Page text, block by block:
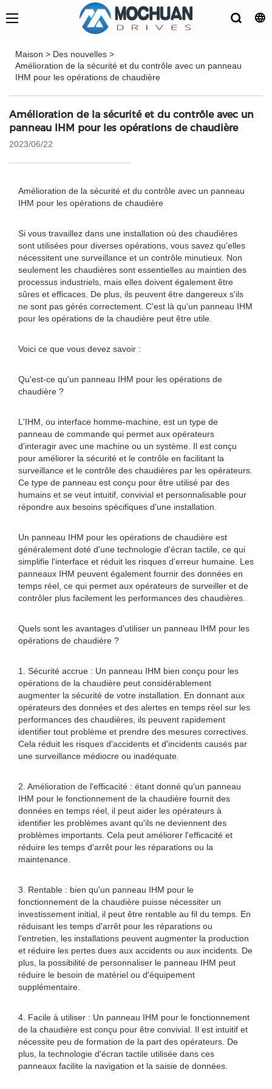
Maison > Des nouvelles >
Amélioration de la sécurité et du contrôle avec un panneau
IHM pour les opérations de chaudière
Amélioration de la sécurité et du contrôle avec un
panneau IHM pour les opérations de chaudière
2023/06/22
Amélioration de la sécurité et du contrôle avec un panneau
IHM pour les opérations de chaudière
Si vous travaillez dans une installation où des chaudières
sont utilisées pour diverses opérations, vous savez qu'elles
nécessitent une surveillance et un contrôle minutieux. Non
seulement les chaudières sont essentielles au maintien des
processus industriels, mais elles doivent également être
sûres et efficaces. De plus, ils peuvent être dangereux s'ils
ne sont pas gérés correctement. C'est là qu'un panneau IHM
pour les opérations de la chaudière peut être utile.
Voici ce que vous devez savoir :
Qu'est-ce qu'un panneau IHM pour les opérations de
chaudière ?
L'IHM, ou interface homme-machine, est un type de
panneau de commande qui permet aux opérateurs
d'interagir avec une machine ou un système. Il est conçu
pour améliorer la sécurité et le contrôle en facilitant la
surveillance et le contrôle des chaudières par les opérateurs.
Ce type de panneau est conçu pour être utilisé par des
humains et se veut intuitif, convivial et personnalisable pour
répondre aux besoins spécifiques d'une installation.
Un panneau IHM pour les opérations de chaudière est
généralement doté d'une technologie d'écran tactile, ce qui
simplifie l'interface et réduit les risques d'erreur humaine. Les
panneaux IHM peuvent également fournir des données en
temps réel, ce qui permet aux opérateurs de surveiller et de
contrôler plus facilement les performances des chaudières.
Quels sont les avantages d'utiliser un panneau IHM pour les
opérations de chaudière ?
1. Sécurité accrue : Un panneau IHM bien conçu pour les
opérations de la chaudière peut considérablement
augmenter la sécurité de votre installation. En donnant aux
opérateurs des données et des alertes en temps réel sur les
performances des chaudières, ils peuvent rapidement
identifier tout problème et prendre des mesures correctives.
Cela réduit les risques d'accidents et d'incidents causés par
une surveillance médiocre ou inadéquate.
2. Amélioration de l'efficacité : étant donné qu'un panneau
IHM pour le fonctionnement de la chaudière fournit des
données en temps réel, il peut aider les opérateurs à
identifier les problèmes avant qu'ils ne deviennent des
problèmes importants. Cela peut améliorer l'efficacité et
réduire les temps d'arrêt pour les réparations ou la
maintenance.
3. Rentable : bien qu'un panneau IHM pour le
fonctionnement de la chaudière puisse nécessiter un
investissement initial, il peut être rentable au fil du temps. En
réduisant les temps d'arrêt pour les réparations ou
l'entretien, les installations peuvent augmenter la production
et réduire les pertes dues aux accidents ou aux incidents. De
plus, la possibilité de personnaliser le panneau IHM peut
réduire le besoin de matériel ou d'équipement
supplémentaire.
4. Facile à utiliser : Un panneau IHM pour le fonctionnement
de la chaudière est conçu pour être convivial. Il est intuitif et
nécessite peu de formation de la part des opérateurs. De
plus, la technologie d'écran tactile utilisée dans ces
panneaux facilite la navigation et la saisie de données.